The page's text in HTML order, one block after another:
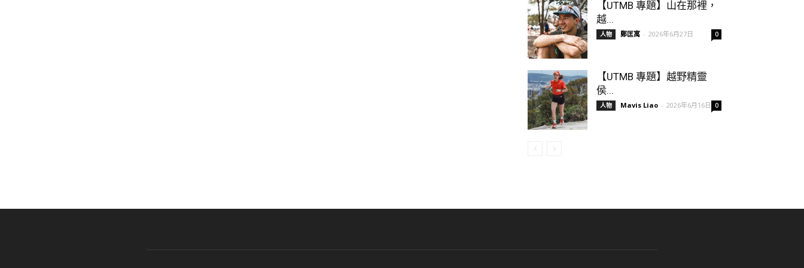
【UTMB 專題】山在那裡，
越...
人物 鄭匡寓 - 2026年6月27日 0
【UTMB 專題】越野精靈
侯...
人物 Mavis Liao - 2026年6月16日 0